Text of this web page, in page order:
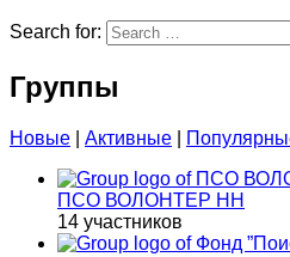
Search for:
Группы
Новые Активные
ПСО ВОЛОНТЕР НН
14 участников